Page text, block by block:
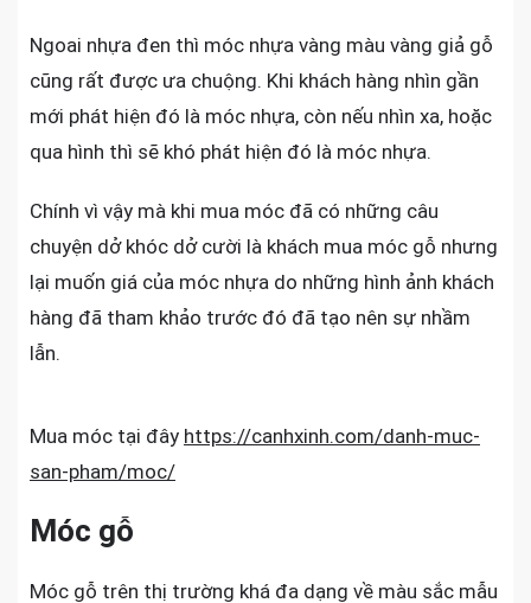
Ngoai nhựa đen thì móc nhựa vàng màu vàng giả gỗ
cũng rất được ưa chuộng. Khi khách hàng nhìn gần
mới phát hiện đó là móc nhựa, còn nếu nhìn xa, hoặc
qua hình thì sẽ khó phát hiện đó là móc nhựa.
Chính vì vậy mà khi mua móc đã có những câu
chuyện dở khóc dở cười là khách mua móc gỗ nhưng
lại muốn giá của móc nhựa do những hình ảnh khách
hàng đã tham khảo trước đó đã tạo nên sự nhầm
lẫn.
Mua móc tại đây https://canhxinh.com/danh-muc-
san-pham/moc/
Móc gỗ
Móc gỗ trên thị trường khá đa dạng về màu sắc mẫu